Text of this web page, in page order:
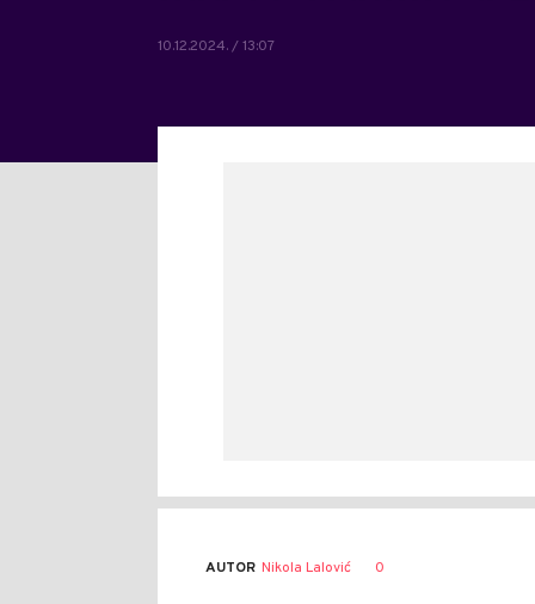
10.12.2024. / 13:07
AUTOR Nikola Lalović 0